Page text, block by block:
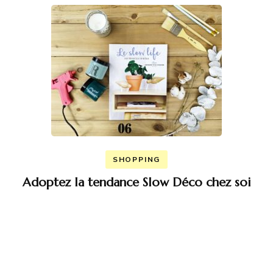
SHOPPING
Adoptez la tendance Slow Déco chez soi